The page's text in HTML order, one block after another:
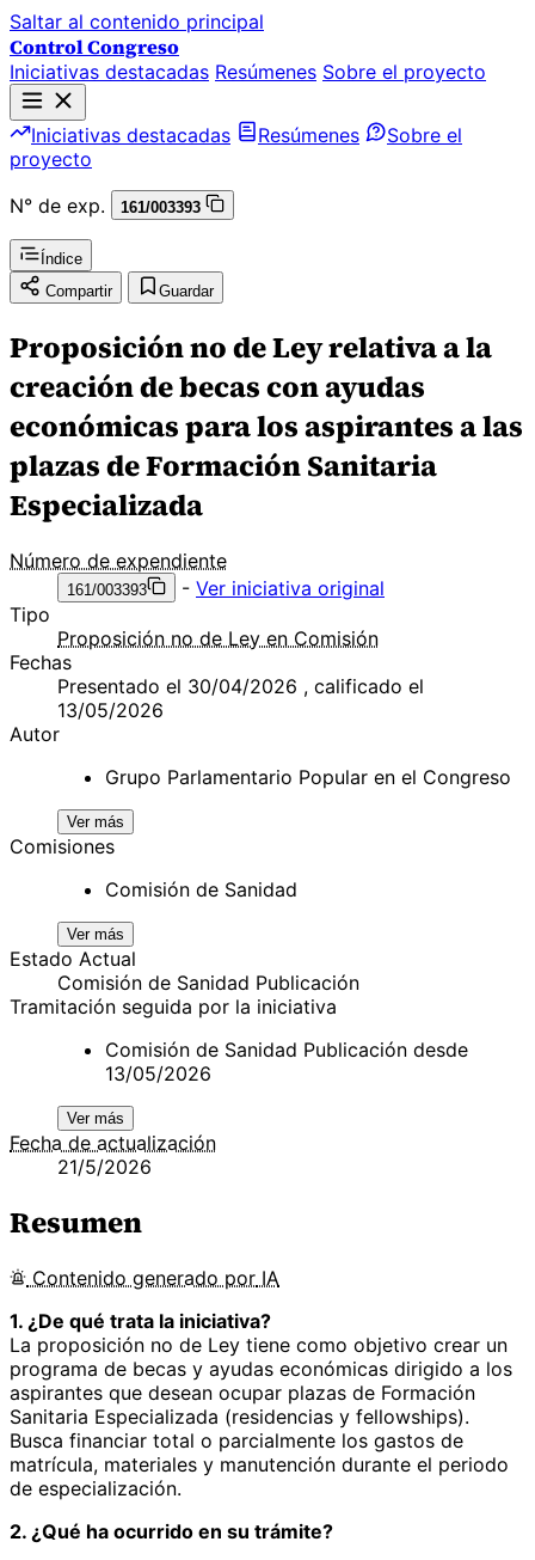
Saltar al contenido principal
Control Congreso
Iniciativas destacadas Resúmenes Sobre el proyecto
Iniciativas destacadas Resúmenes
Sobre el
proyecto
N° de exp.
161/003393
Índice
Compartir
Guardar
Proposición no de Ley relativa a la
creación de becas con ayudas
económicas para los aspirantes a las
plazas de Formación Sanitaria
Especializada
Número de expendiente
161/003393 - Ver iniciativa original
Tipo
Proposición no de Ley en Comisión
Fechas
Presentado el 30/04/2026 , calificado el
13/05/2026
Autor
Grupo Parlamentario Popular en el Congreso
Ver más
Comisiones
Comisión de Sanidad
Ver más
Estado Actual
Comisión de Sanidad Publicación
Tramitación seguida por la iniciativa
Comisión de Sanidad Publicación desde
13/05/2026
Ver más
Fecha de actualización
21/5/2026
Resumen
Contenido generado por IA
1. ¿De qué trata la iniciativa?
La proposición no de Ley tiene como objetivo crear un
programa de becas y ayudas económicas dirigido a los
aspirantes que desean ocupar plazas de Formación
Sanitaria Especializada (residencias y fellowships).
Busca financiar total o parcialmente los gastos de
matrícula, materiales y manutención durante el periodo
de especialización.
2. ¿Qué ha ocurrido en su trámite?